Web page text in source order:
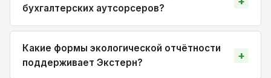
бухгалтерских аутсорсеров?
Какие формы экологической отчётности
поддерживает Экстерн?